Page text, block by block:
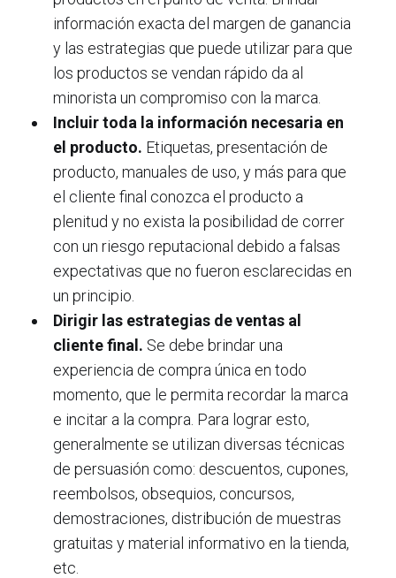
información exacta del margen de ganancia
y las estrategias que puede utilizar para que
los productos se vendan rápido da al
minorista un compromiso con la marca.
Incluir toda la información necesaria en
el producto. Etiquetas, presentación de
producto, manuales de uso, y más para que
el cliente final conozca el producto a
plenitud y no exista la posibilidad de correr
con un riesgo reputacional debido a falsas
expectativas que no fueron esclarecidas en
un principio.
Dirigir las estrategias de ventas al
cliente final. Se debe brindar una
experiencia de compra única en todo
momento, que le permita recordar la marca
e incitar a la compra. Para lograr esto,
generalmente se utilizan diversas técnicas
de persuasión como: descuentos, cupones,
reembolsos, obsequios, concursos,
demostraciones, distribución de muestras
gratuitas y material informativo en la tienda,
etc.